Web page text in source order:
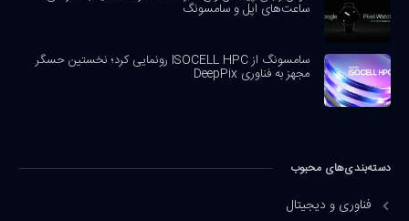
ساعت‌های اپل و سامسونگ
سامسونگ از ISOCELL HPC رونمایی کرد؛ نخستین حسگر
مجهز به فناوری DeepPix
دسته‌بندی‌های محبوب
فناوری و دیجیتال